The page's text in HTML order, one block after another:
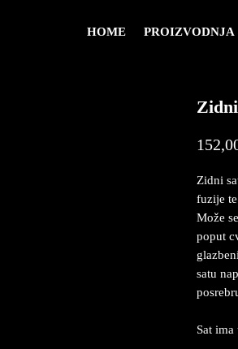
HOME PROIZVODNJA
Zidni
fuzije
Može
poput
satu
Sat